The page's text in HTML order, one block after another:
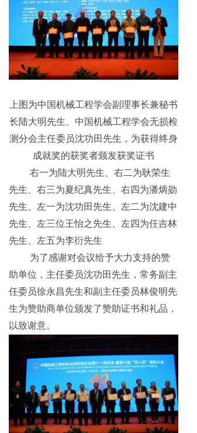
上图为中国机械工程学会副理事长兼秘书
长陆大明先生、中国机械工程学会无损检
测分会主任委员沈功田先生，为获得终身
成就奖的获奖者颁发获奖证书
右一为陆大明先生、右二为耿荣生
先生、右三为夏纪真先生、右四为潘炳勋
先生、左一为沈功田先生、左二为沈建中
先生、左三位王怡之先生、左四为任吉林
先生、左五为李衍先生
为了感谢对会议给予大力支持的赞
助单位，主任委员沈功田先生，常务副主
任委员徐永昌先生和副主任委员林俊明先
生为赞助商单位颁发了赞助证书和礼品，
以致谢意。